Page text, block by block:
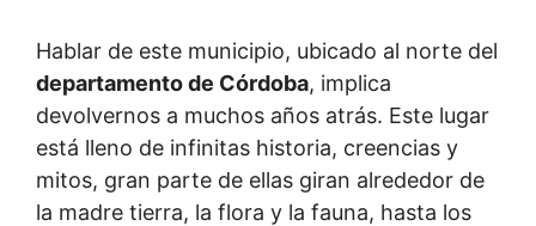
Hablar de este municipio, ubicado al norte del
departamento de Córdoba, implica
devolvernos a muchos años atrás. Este lugar
está lleno de infinitas historia, creencias y
mitos, gran parte de ellas giran alrededor de
la madre tierra, la flora y la fauna, hasta los